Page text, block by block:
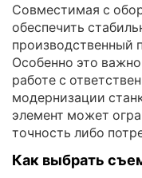
Совместимая с
обеспечить
производственный
Особенно это
работе с
модернизации
элемент может
точность либо
Как выбрать